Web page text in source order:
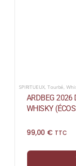
SPIRITUEUX,Tourbé,
ARDBEG 2026
WHISKY
99,00 € TTC